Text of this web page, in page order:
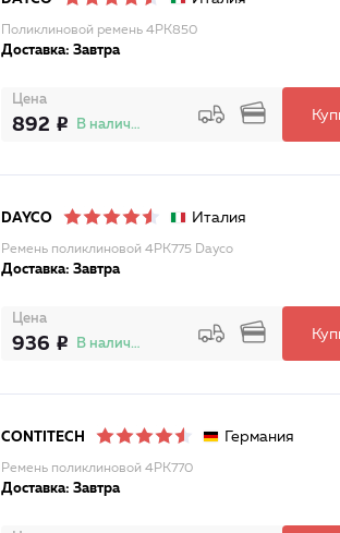
Поликлиновой ремень 4PK850
Доставка: Завтра
Цена
892 В наличии
DAYCO Италия
Ремень поликлиновой 4PK775 Dayco
Доставка: Завтра
Цена
936 В наличии
CONTITECH Германия
Ремень поликлиновой 4PK770
Доставка: Завтра